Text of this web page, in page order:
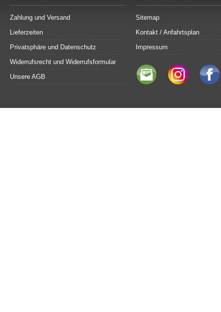
Zahlung und Versand
Lieferzeiten
Privatsphäre und Datenschutz
Widerrufsrecht und Widerrufsformular
Unsere AGB
Sitemap
Kontakt / Anfahrtsplan
Impressum